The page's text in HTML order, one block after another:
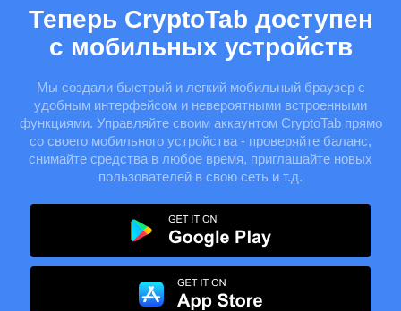
Теперь CryptoTab доступен
с мобильных устройств
Мы создали быстрый и легкий мобильный браузер с
удобным интерфейсом и невероятными встроенными
функциями. Управляйте своим аккаунтом CryptoTab прямо
со своего мобильного устройства - проверяйте баланс,
снимайте средства в любое время, приглашайте новых
пользователей в свою сеть и т.д.